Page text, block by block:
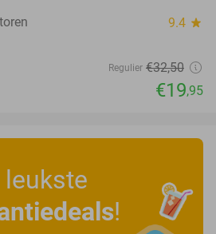
9.4 star
Regulier €32,50
€19,95
leukste
!